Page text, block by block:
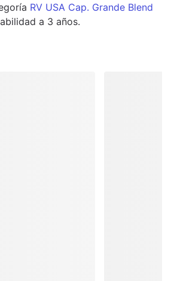
RV USA Cap. Grande Blend
a 3 años.